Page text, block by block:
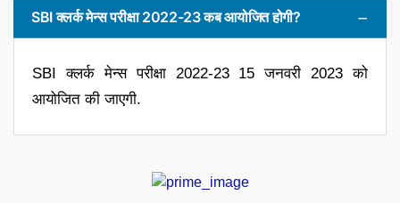
SBI क्लर्क मेन्स परीक्षा 2022-23 कब आयोजित होगी?
SBI क्लर्क मेन्स परीक्षा 2022-23 15 जनवरी 2023 को
आयोजित की जाएगी.